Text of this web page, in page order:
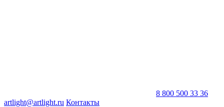
8 800 500 33 36
artlight@artlight.ru Контакты